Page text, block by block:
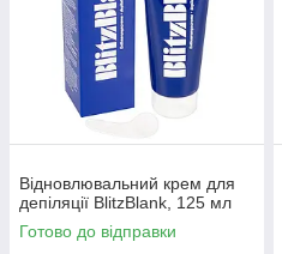
Відновлювальний крем для
депіляції BlitzBlank, 125 мл
Готово до відправки